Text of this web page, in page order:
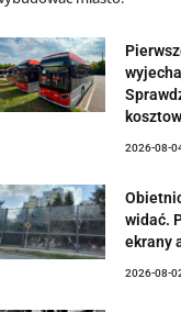
2026-08-
widać.
ekrany
2026-08-